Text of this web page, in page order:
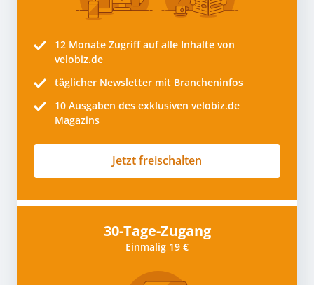
12 Monate Zugriff auf alle Inhalte von
velobiz.de
täglicher Newsletter mit Brancheninfos
10 Ausgaben des exklusiven velobiz.de
Magazins
Jetzt freischalten
30-Tage-Zugang
Einmalig 19 €